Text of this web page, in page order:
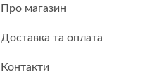
Про магазин
Доставка та оплата
Контакти